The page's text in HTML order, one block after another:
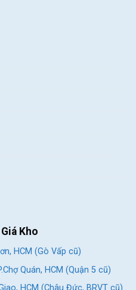
Kho
HCM (Gò Vấp cũ)
Quán, HCM (Quận 5 cũ)
HCM (Châu Đức, BRVT cũ)